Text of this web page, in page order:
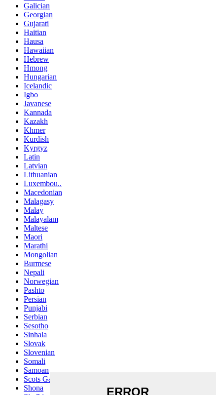
Galician
Georgian
Gujarati
Haitian
Hausa
Hawaiian
Hebrew
Hmong
Hungarian
Icelandic
Igbo
Javanese
Kannada
Kazakh
Khmer
Kurdish
Kyrgyz
Latin
Latvian
Lithuanian
Luxembou..
Macedonian
Malagasy
Malay
Malayalam
Maltese
Maori
Marathi
Mongolian
Burmese
Nepali
Norwegian
Pashto
Persian
Punjabi
Serbian
Sesotho
Sinhala
Slovak
Slovenian
Somali
Samoan
Scots Gaelic
Shona